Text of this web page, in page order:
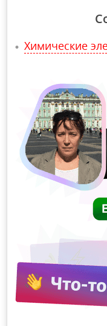
Химические